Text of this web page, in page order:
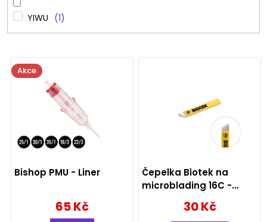
YIWU 1
VAkce
Bishop PMU - Liner
65 Kč
Čepelka Biotek na
microblading 16C -
30 Kč